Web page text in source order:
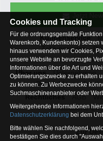
Kundenservice
Zahlungsarten
Über uns
Unternehmen
Osterfeldsee
Archiv
Rechtliches
AGB
Altbatterie-
Zur
Cookies und Tracking
Für die ordnungsgemäße
Warenkorb, Kundenkonto) setzen
hinaus verwenden wir Cookies,
unsere Website an bevorzugte
Informationen über die Art und
Optimierungszwecke zu erhalten
zu können. Zu Werbezwecke
Suchmaschinenanbieter oder
Weitergehende Informationen
Datenschutzerklärung bei dem
Bitte wählen Sie nachfolgend,
bestätigen Sie dies durch